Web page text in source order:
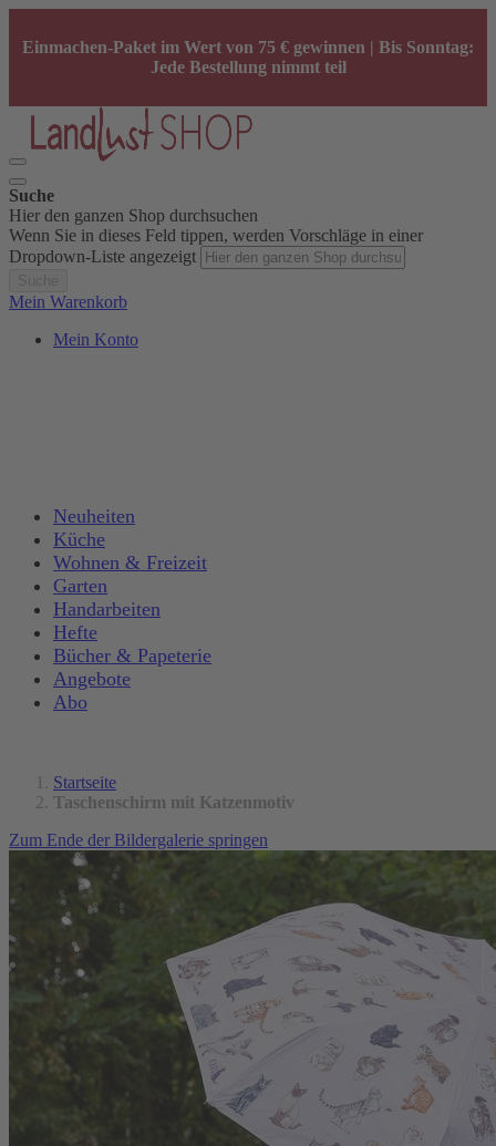
Einmachen-Paket im Wert von 75 € gewinnen | Bis Sonntag:
Jede Bestellung nimmt teil
Suche
Hier den ganzen Shop durchsuchen
Wenn Sie in dieses Feld tippen, werden Vorschläge in einer
Dropdown-Liste angezeigt
Mein Warenkorb
Mein Konto
Neuheiten
Küche
Wohnen & Freizeit
Garten
Handarbeiten
Hefte
Bücher & Papeterie
Angebote
Abo
Startseite
Taschenschirm mit Katzenmotiv
Zum Ende der Bildergalerie springen